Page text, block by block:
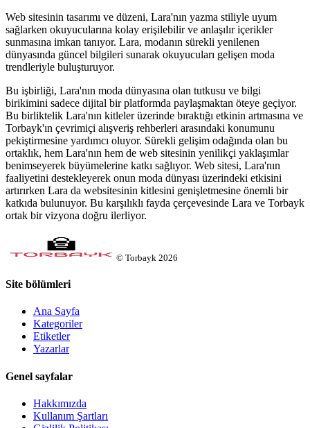
Web sitesinin tasarımı ve düzeni, Lara'nın yazma stiliyle uyum
sağlarken okuyucularına kolay erişilebilir ve anlaşılır içerikler
sunmasına imkan tanıyor. Lara, modanın sürekli yenilenen
dünyasında güncel bilgileri sunarak okuyucuları gelişen moda
trendleriyle buluşturuyor.
Bu işbirliği, Lara'nın moda dünyasına olan tutkusu ve bilgi
birikimini sadece dijital bir platformda paylaşmaktan öteye geçiyor.
Bu birliktelik Lara'nın kitleler üzerinde bıraktığı etkinin artmasına ve
Torbayk'ın çevrimiçi alışveriş rehberleri arasındaki konumunu
pekiştirmesine yardımcı oluyor. Sürekli gelişim odağında olan bu
ortaklık, hem Lara'nın hem de web sitesinin yenilikçi yaklaşımlar
benimseyerek büyümelerine katkı sağlıyor. Web sitesi, Lara'nın
faaliyetini destekleyerek onun moda dünyası üzerindeki etkisini
artırırken Lara da websitesinin kitlesini genişletmesine önemli bir
katkıda bulunuyor. Bu karşılıklı fayda çerçevesinde Lara ve Torbayk
ortak bir vizyona doğru ilerliyor.
© Torbayk 2026
Site bölümleri
Ana Sayfa
Kategoriler
Etiketler
Yazarlar
Genel sayfalar
Hakkımızda
Kullanım Şartları